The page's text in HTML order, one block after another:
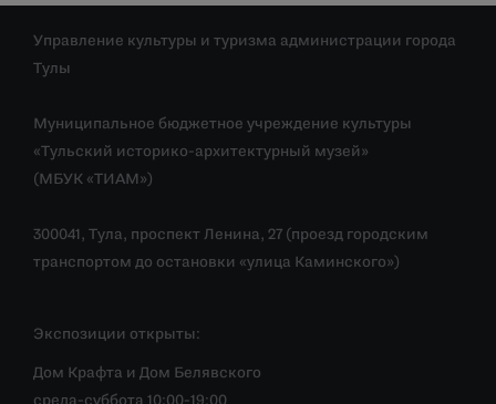
Управление культуры и туризма администрации города
Тулы
Муниципальное бюджетное учреждение культуры
«Тульский историко-архитектурный музей»
(МБУК «ТИАМ»)
300041, Тула, проспект Ленина, 27 (проезд городским
транспортом до остановки «улица Каминского»)
Экспозиции открыты:
Дом Крафта и Дом Белявского